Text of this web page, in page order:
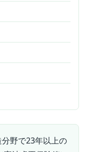
野で23年以上の